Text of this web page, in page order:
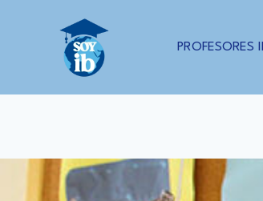
PROFESORES